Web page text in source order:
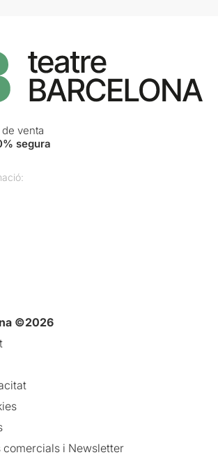
venta
segura
©2026
comercials i Newsletter